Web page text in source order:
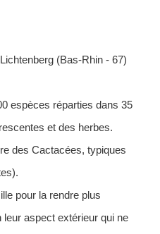
(Bas-Rhin - 67)
espèces réparties dans 35
et des herbes.
des Cactacées, typiques
pour la rendre plus
aspect extérieur qui ne